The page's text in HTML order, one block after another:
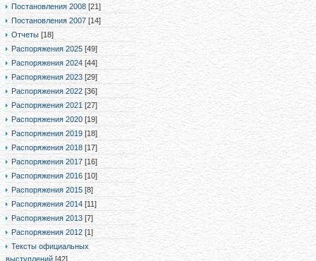
Постановления 2008 [21]
Постановления 2007 [14]
Отчеты [18]
Распоряжения 2025 [49]
Распоряжения 2024 [44]
Распоряжения 2023 [29]
Распоряжения 2022 [36]
Распоряжения 2021 [27]
Распоряжения 2020 [19]
Распоряжения 2019 [18]
Распоряжения 2018 [17]
Распоряжения 2017 [16]
Распоряжения 2016 [10]
Распоряжения 2015 [8]
Распоряжения 2014 [11]
Распоряжения 2013 [7]
Распоряжения 2012 [1]
Тексты официальных
выступлений [42]